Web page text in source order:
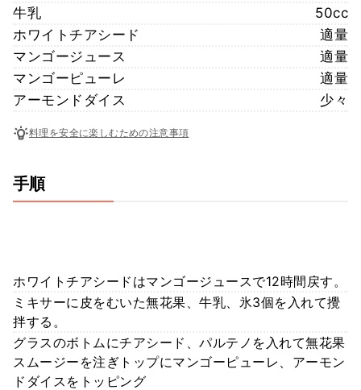
牛乳
50cc
ホワイトチアシード
適量
マンゴージュース
適量
マンゴーピューレ
適量
アーモンドダイス
少々
料理を安全に楽しむための注意事項
手順
ホワイトチアシードはマンゴージュースで12時間戻す。
ミキサーに皮をむいた無花果、牛乳、氷3個を入れて攪
拌する。
グラスのボトムにチアシード、パルテノを入れて無花果
スムージーを注ぎトップにマンゴーピューレ、アーモン
ドダイスをトッピング